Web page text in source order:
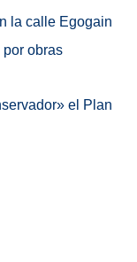
la calle Egogain
obras
el Plan